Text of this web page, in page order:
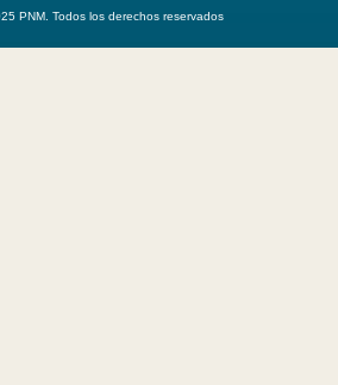
PNM. Todos los derechos reservados